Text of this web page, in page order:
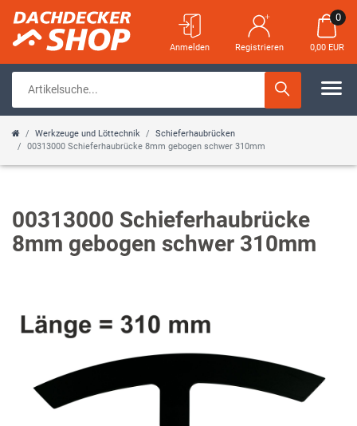
Anmelden Registrieren
0
0,00 EUR
Werkzeuge und Löttechnik
Schieferhaubrücken
00313000 Schieferhaubrücke 8mm gebogen schwer 310mm
00313000 Schieferhaubrücke
8mm gebogen schwer 310mm